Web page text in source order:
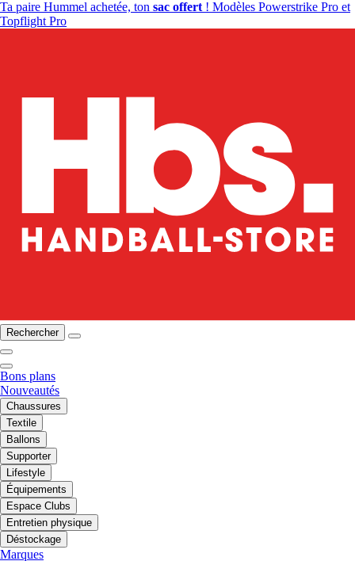
Ta paire Hummel achetée, ton sac offert ! Modèles Powerstrike Pro et
Topflight Pro
Rechercher
Bons plans
Nouveautés
Chaussures
Textile
Ballons
Supporter
Lifestyle
Équipements
Espace Clubs
Entretien physique
Déstockage
Marques